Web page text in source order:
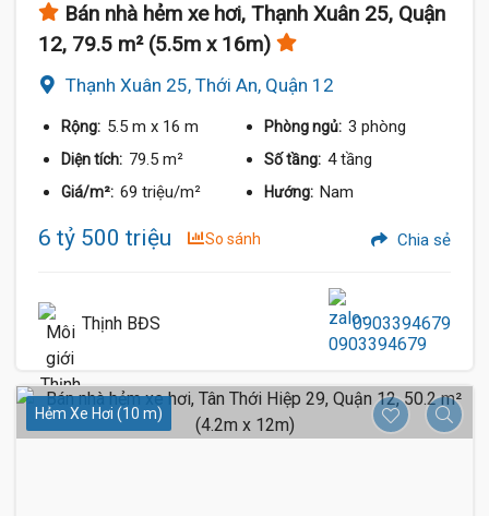
Bán nhà hẻm xe hơi, Thạnh Xuân 25, Quận
12, 79.5 m² (5.5m x 16m)
Thạnh Xuân 25, Thới An, Quận 12
Rộng: 5.5 m x 16 m Phòng ngủ: 3 phòng
Diện tích: 79.5 m² Số tầng: 4 tầng
Giá/m²: 69 triệu/m² Hướng: Nam
6 tỷ 500 triệu So sánh Chia sẻ
Thịnh BĐS 0903394679
Hẻm Xe Hơi (10 m)